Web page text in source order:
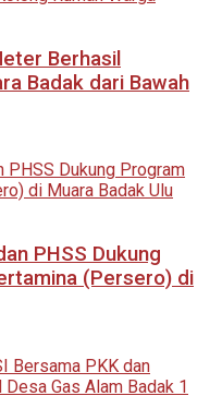
Berhasil
Badak dari Bawah
PHSS Dukung
(Persero) di